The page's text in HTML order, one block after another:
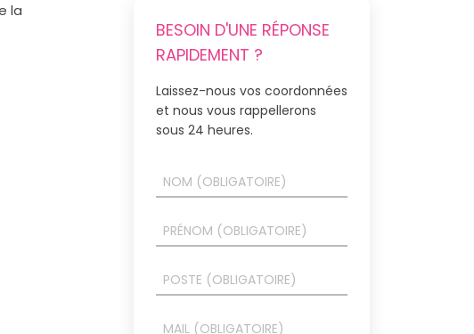
la
BESOIN D'UNE RÉPONSE
RAPIDEMENT ?
Laissez-nous vos coordonnées
et nous vous rappellerons
sous 24 heures.